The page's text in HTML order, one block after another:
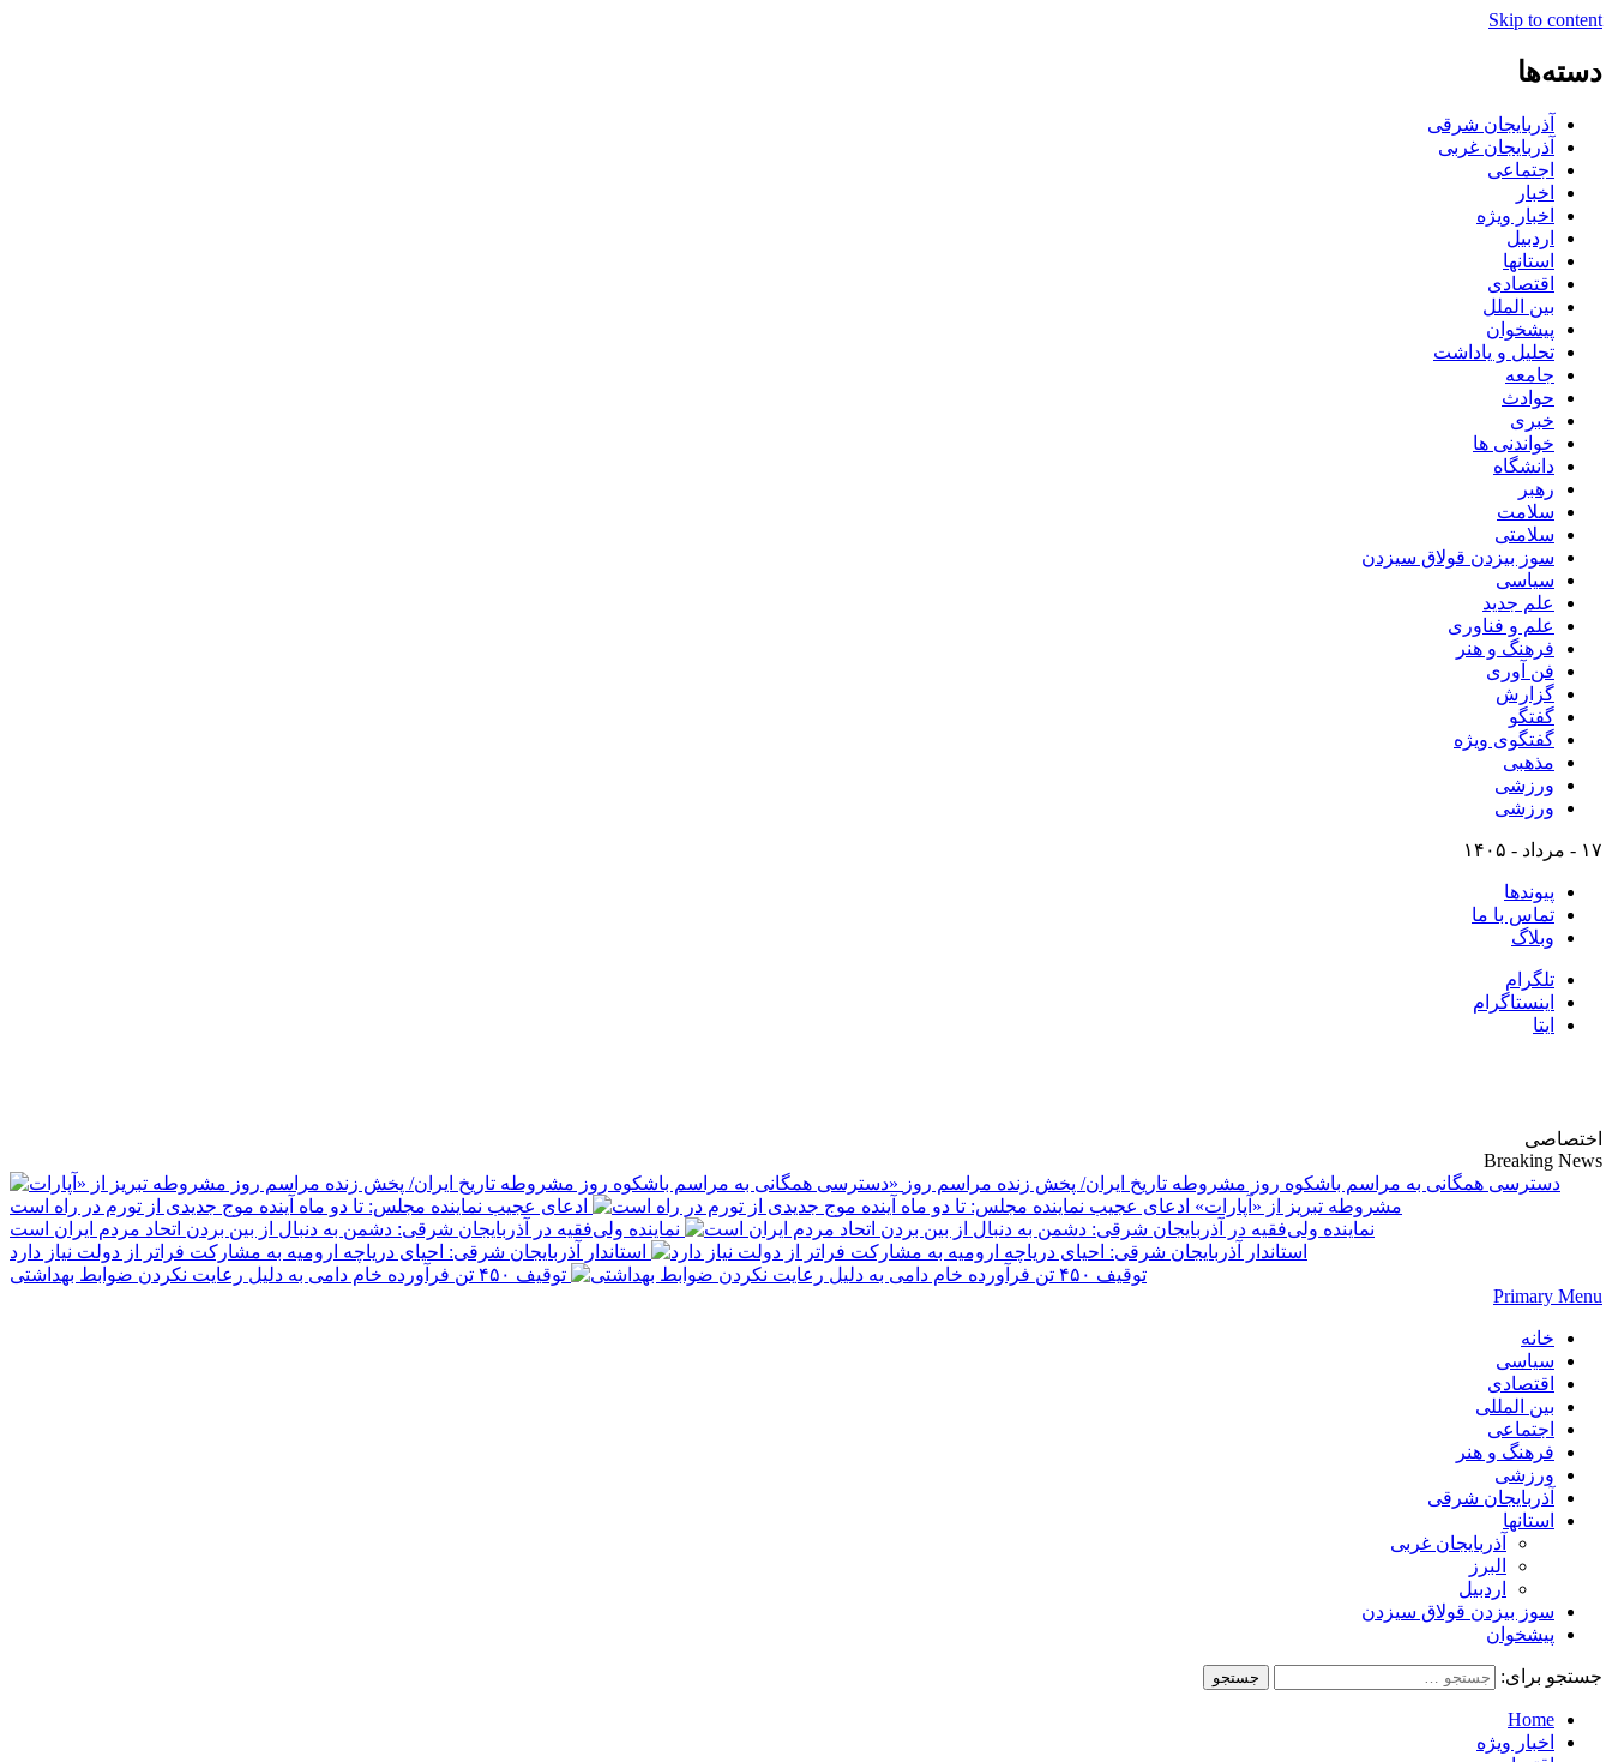
Skip to content
دسته‌ها
آذربایجان شرقی
آذربایجان غربی
اجتماعی
اخبار
اخبار ویژه
اردبیل
استانها
اقتصادی
بین الملل
پیشخوان
تحلیل و یاداشت
جامعه
حوادث
خبری
خواندنی ها
دانشگاه
رهبر
سلامت
سلامتی
سوز بیزدن قولاق سیزدن
سیاسی
علم جدید
علم و فناوری
فرهنگ و هنر
فن آوری
گزارش
گفتگو
گفتگوی ویژه
مذهبی
ورزشی
ورزشی
۱۷ - مرداد - ۱۴۰۵
پیوندها
تماس با ما
وبلاگ
تلگرام
اینستاگرام
ایتا
اختصاصی
Breaking News
دسترسی همگانی به مراسم باشکوه روز مشروطه تاریخ ایران/ پخش زنده مراسم روز
مشروطه تبریز از «آپارات»
ادعای عجیب نماینده مجلس: تا دو ماه آینده موج جدیدی از تورم در راه است
نماینده ولی‌فقیه در آذربایجان شرقی: دشمن به دنبال از بین بردن اتحاد مردم ایران است
استاندار آذربایجان شرقی: احیای دریاچه ارومیه به مشارکت فراتر از دولت نیاز دارد
توقیف ۴۵۰ تن فرآورده خام دامی به دلیل رعایت نکردن ضوابط بهداشتی
Primary Menu
خانه
سیاسی
اقتصادی
بین المللی
اجتماعی
فرهنگ و هنر
ورزشی
آذربایجان شرقی
استانها
آذربایجان غربی
البرز
اردبیل
سوز بیزدن قولاق سیزدن
پیشخوان
جستجو برای:
Home
اخبار ویژه